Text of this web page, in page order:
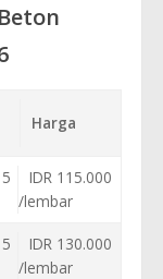
Harga
IDR 115.000
/lembar
IDR 130.000
/lembar